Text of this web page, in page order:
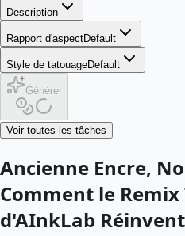
Description
Rapport d'aspectDefault
Style de tatouageDefault
Générer
Voir toutes les tâches
Ancienne Encre,
Comment le
d'AInkLab